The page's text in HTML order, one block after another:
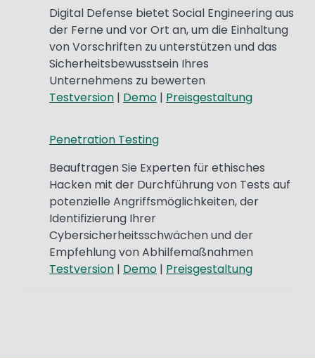
Digital Defense bietet Social Engineering aus
der Ferne und vor Ort an, um die Einhaltung
von Vorschriften zu unterstützen und das
Sicherheitsbewusstsein Ihres
Unternehmens zu bewerten
Testversion | Demo | Preisgestaltung
Penetration Testing
Beauftragen Sie Experten für ethisches
Hacken mit der Durchführung von Tests auf
potenzielle Angriffsmöglichkeiten, der
Identifizierung Ihrer
Cybersicherheitsschwächen und der
Empfehlung von Abhilfemaßnahmen
Testversion | Demo | Preisgestaltung